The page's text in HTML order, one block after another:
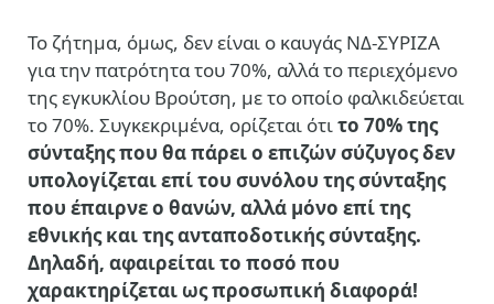
Το ζήτημα, όμως, δεν είναι ο καυγάς ΝΔ-ΣΥΡΙΖΑ
για την πατρότητα του 70%, αλλά το περιεχόμενο
της εγκυκλίου Βρούτση, με το οποίο φαλκιδεύεται
το 70%. Συγκεκριμένα, ορίζεται ότιτο 70% της
σύνταξης που θα πάρει ο επιζών σύζυγος δεν
υπολογίζεται επί του συνόλου της σύνταξης
που έπαιρνε ο θανών, αλλά μόνο επί της
εθνικής και της ανταποδοτικής σύνταξης.
Δηλαδή, αφαιρείται το ποσό που
χαρακτηρίζεται ως προσωπική διαφορά!